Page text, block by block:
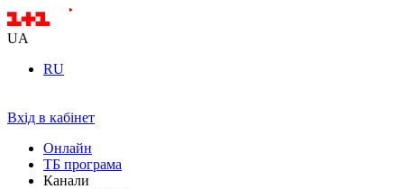
UA
RU
Вхід в кабінет
Онлайн
ТБ програма
Канали